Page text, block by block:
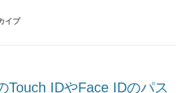
イブ
Touch IDやFace IDのパス